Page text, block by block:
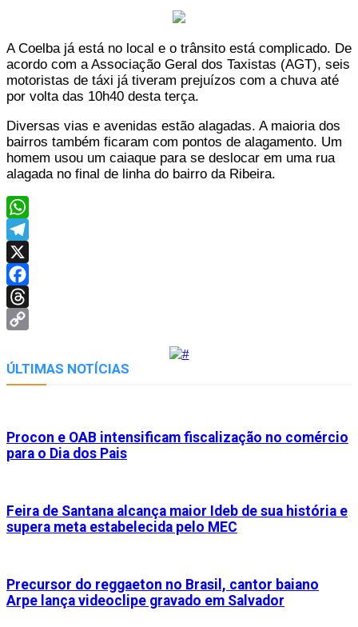
A Coelba já está no local e o trânsito está complicado. De
acordo com a Associação Geral dos Taxistas (AGT), seis
motoristas de táxi já tiveram prejuízos com a chuva até
por volta das 10h40 desta terça.
Diversas vias e avenidas estão alagadas. A maioria dos
bairros também ficaram com pontos de alagamento. Um
homem usou um caiaque para se deslocar em uma rua
alagada no final de linha do bairro da Ribeira.
WhatsApp
Telegram
X
Facebook
Threads
Link
ÚLTIMAS NOTÍCIAS
Procon e OAB intensificam fiscalização no comércio
para o Dia dos Pais
Feira de Santana alcança maior Ideb de sua história e
supera meta estabelecida pelo MEC
Precursor do reggaeton no Brasil, cantor baiano
Arpe lança videoclipe gravado em Salvador